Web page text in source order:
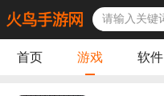
首页 游戏 软件